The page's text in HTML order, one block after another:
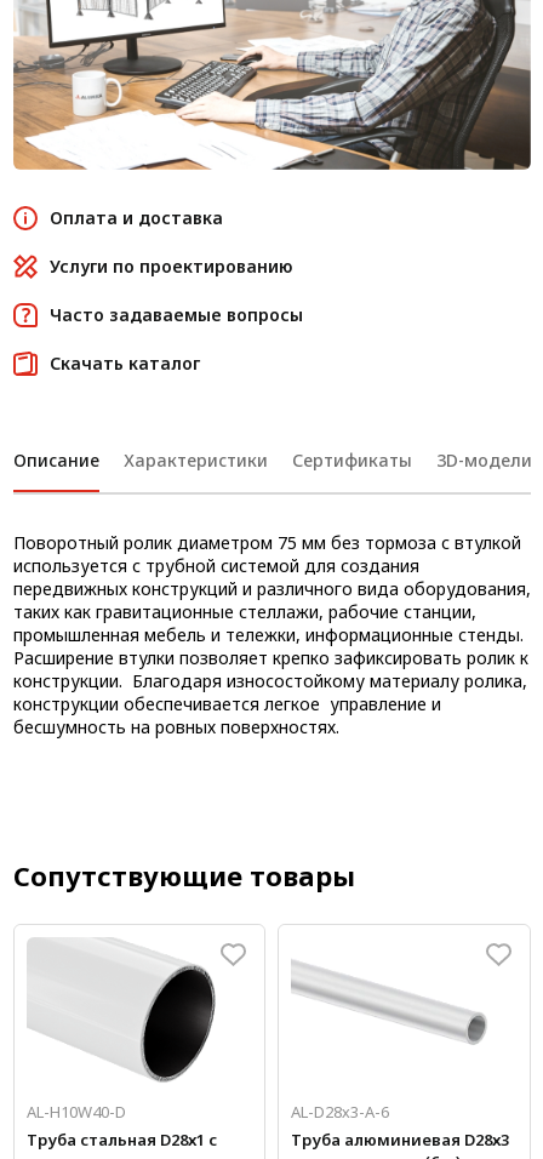
Оплата и доставка
Услуги по проектированию
Часто задаваемые вопросы
Скачать каталог
Описание Характеристики Сертификаты 3D-модели
Поворотный ролик диаметром 75 мм без тормоза с втулкой
используется с трубной системой для создания
передвижных конструкций и различного вида оборудования,
таких как гравитационные стеллажи, рабочие станции,
промышленная мебель и тележки, информационные стенды.
Расширение втулки позволяет крепко зафиксировать ролик к
конструкции. Благодаря износостойкому материалу ролика,
конструкции обеспечивается легкое управление и
бесшумность на ровных поверхностях.
Сопутствующие товары
AL-H10W40-D
Труба стальная D28х1 с
AL-D28х3-А-6
Труба алюминиевая D28х3